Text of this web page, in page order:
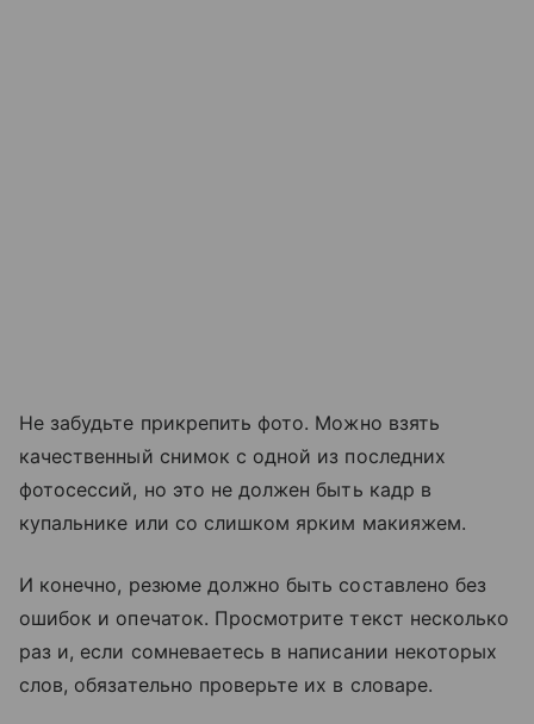
Не забудьте прикрепить фото. Можно взять
качественный снимок с одной из последних
фотосессий, но это не должен быть кадр в
купальнике или со слишком ярким макияжем.
И конечно, резюме должно быть составлено без
ошибок и опечаток. Просмотрите текст несколько
раз и, если сомневаетесь в написании некоторых
слов, обязательно проверьте их в словаре.